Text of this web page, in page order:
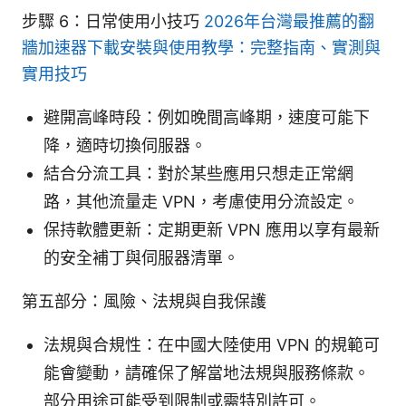
步驟 6：日常使用小技巧 2026年台灣最推薦的翻
牆加速器下載安裝與使用教學：完整指南、實測與
實用技巧
避開高峰時段：例如晚間高峰期，速度可能下
降，適時切換伺服器。
結合分流工具：對於某些應用只想走正常網
路，其他流量走 VPN，考慮使用分流設定。
保持軟體更新：定期更新 VPN 應用以享有最新
的安全補丁與伺服器清單。
第五部分：風險、法規與自我保護
法規與合規性：在中國大陸使用 VPN 的規範可
能會變動，請確保了解當地法規與服務條款。
部分用途可能受到限制或需特別許可。